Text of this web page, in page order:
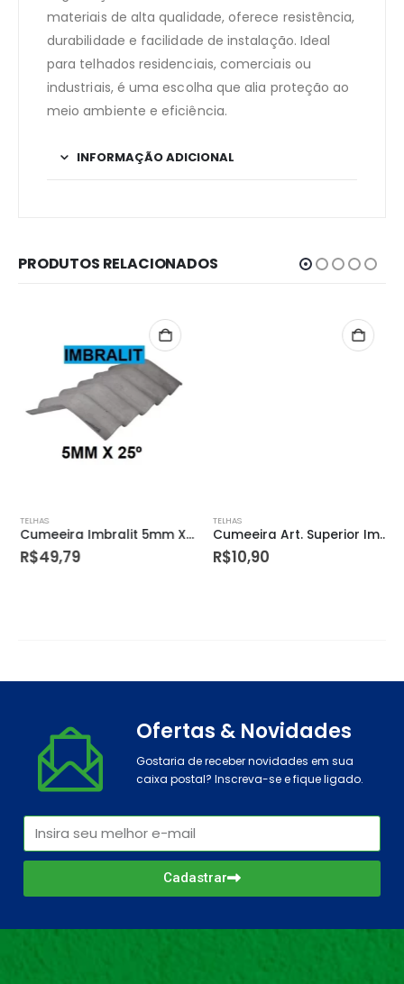
materiais de alta qualidade, oferece resistência,
durabilidade e facilidade de instalação. Ideal
para telhados residenciais, comerciais ou
industriais, é uma escolha que alia proteção ao
meio ambiente e eficiência.
INFORMAÇÃO ADICIONAL
PRODUTOS RELACIONADOS
TELHAS
Cumeeira Imbralit 5mm X 25° S/amianto
R$49,79
TELHAS
Cumeeira Art. Superior Imbralit 4mm S/ Amianto
R$10,90
Ofertas & Novidades
Gostaria de receber novidades em sua
caixa postal? Inscreva-se e fique ligado.
Cadastrar